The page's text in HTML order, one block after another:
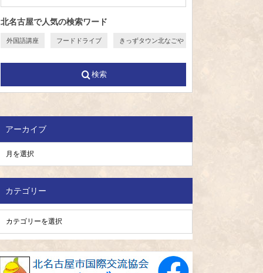
北名古屋で人気の検索ワード
外国語講座 フードドライブ きっずタウン北なごや
検索
アーカイブ
カテゴリー